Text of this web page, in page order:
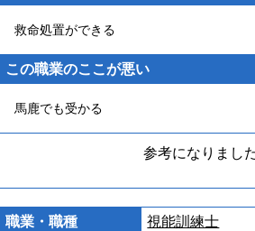
救命処置ができる
この職業のここが悪い
馬鹿でも受かる
参考になりまし
職業・職種 視能訓練士